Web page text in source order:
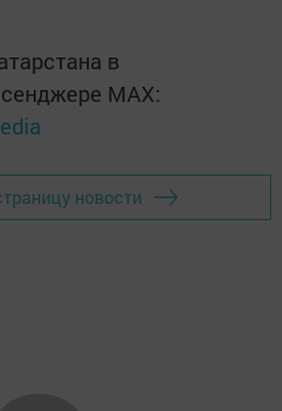
в
MАХ:
новости